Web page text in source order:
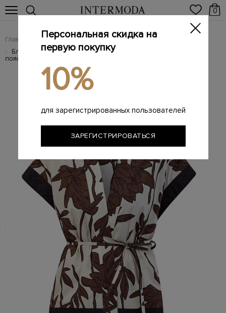
0
Главная Женщинам / Женская одежда / Женские блузы
/ Блуза-кимоно из хлопкового поплина с цепочкой Мониль и
поясом
Персональная скидка на
первую покупку
10%
для зарегистрированных пользователей
ЗАРЕГИСТРИРОВАТЬСЯ